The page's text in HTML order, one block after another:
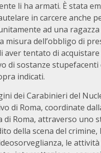
li ha armati. È stata
in carcere anche
ad una
misura dell’obbligo di
aver tentato di
di sostanze stupefacenti
indicati.
dei Carabinieri del
di Roma, coordinate
di Roma, attraverso uno
della scena del crimine,
le attività